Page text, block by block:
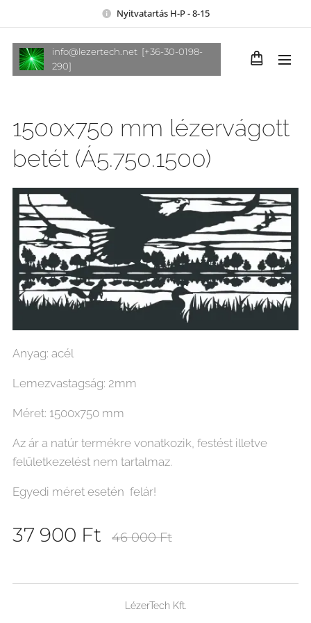
Nyitvatartás H-P - 8-15
info@lezertech.net [+36-30-0198-
290]
1500x750 mm lézervágott
betét (Á5.750.1500)
Anyag: acél
Lemezvastagság: 2mm
Méret: 1500x750 mm
Az ár a natúr termékre vonatkozik, festést illetve
felületkezelést nem tartalmaz.
Egyedi méret esetén felár!
37 900 Ft 46 000Ft
LézerTech Kft.